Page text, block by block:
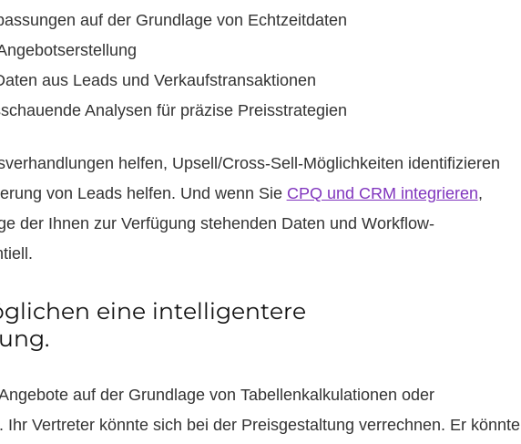
auf der Grundlage von Echtzeitdaten
aus Leads und Verkaufstransaktionen
Analysen für präzise Preisstrategien
helfen, Upsell/Cross-Sell-Möglichkeiten identifizieren
von Leads helfen. Und wenn Sie CPQ und CRM integrieren,
der Ihnen zur Verfügung stehenden Daten und Workflow-
eine intelligentere
auf der Grundlage von Tabellenkalkulationen oder
Ihr Vertreter könnte sich bei der Preisgestaltung verrechnen. Er könnte